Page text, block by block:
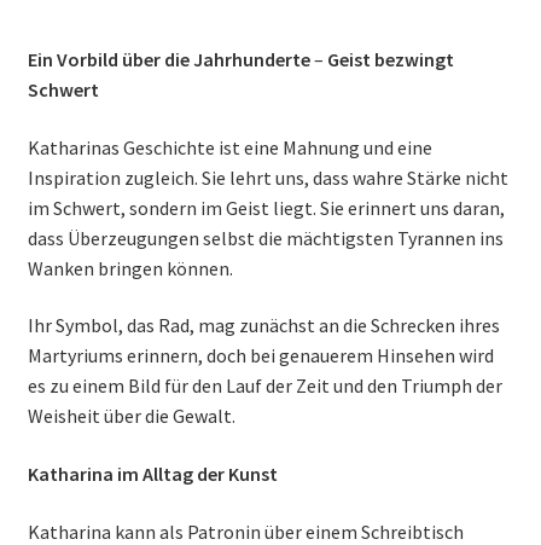
Ein Vorbild über die Jahrhunderte– Geist bezwingt
Schwert
Katharinas Geschichte ist eine Mahnung und eine
Inspiration zugleich. Sie lehrt uns, dass wahre Stärke nicht
im Schwert, sondern im Geist liegt. Sie erinnert uns daran,
dass Überzeugungen selbst die mächtigsten Tyrannen ins
Wanken bringen können.
Ihr Symbol, das Rad, mag zunächst an die Schrecken ihres
Martyriums erinnern, doch bei genauerem Hinsehen wird
es zu einem Bild für den Lauf der Zeit und den Triumph der
Weisheit über die Gewalt.
Katharina im Alltag der Kunst
Katharina kann als Patronin über einem Schreibtisch